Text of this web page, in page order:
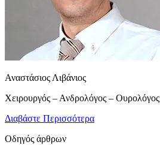
Αναστάσιος Λιβάνιος
Χειρουργός – Ανδρολόγος – Ουρολόγος
Διαβάστε Περισσότερα
Οδηγός άρθρων